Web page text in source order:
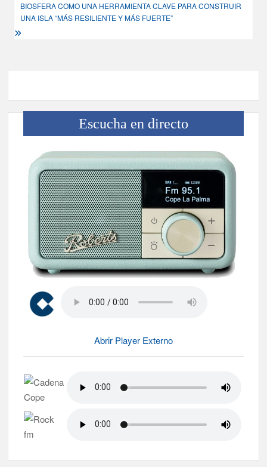
BIOSFERA COMO UNA HERRAMIENTA CLAVE PARA CONSTRUIR
UNA ISLA “MÁS RESILIENTE Y MÁS FUERTE”
Escucha en directo
Abrir Player Externo